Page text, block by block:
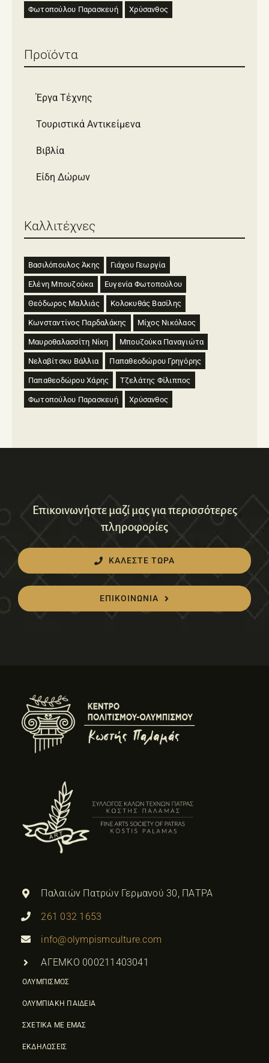
Φωτοπούλου Παρασκευή Χρύσανθος
Προϊόντα
Έργα Τέχνης
Τουριστικά Αντικείμενα
Βιβλία
Είδη Δώρων
Καλλιτέχνες
Βασιλόπουλος Άκης Γιάχου Γεωργία
Ελένη Μπουζούκα Ευγενία Φωτοπούλου
Θεόδωρος Μαλλιάς Κολοκυθάς Βασίλης
Κωνσταντίνος Παρδαλάκης Μίχος Νικόλαος
Μαυροθαλασσίτη Νίκη Μπουζούκα Παναγιώτα
Νελαβίτσκυ Βάλλια Παπαθεοδώρου Γρηγόρης
Παπαθεοδώρου Χάρης Τζελάτης Φίλιππος
Φωτοπούλου Παρασκευή Χρύσανθος
Επικοινωνήστε μαζί μας για περισσότερες
πληροφορίες
ΚΑΛΕΣΤΕ ΤΩΡΑ
ΕΠΙΚΟΙΝΩΝΙΑ
Παλαιών Πατρών Γερμανού 30, ΠΑΤΡΑ
261 032 1653
info@olympismculture.com
ΑΓΕΜΚΟ 000211403041
ΟΛΥΜΠΙΣΜΟΣ
ΟΛΥΜΠΙΑΚΗ ΠΑΙΔΕΙΑ
ΣΧΕΤΙΚΑ ΜΕ ΕΜΑΣ
ΕΚΔΗΛΩΣΕΙΣ